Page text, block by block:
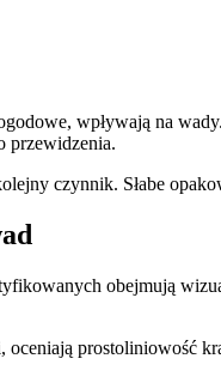
wpływają na
przewidzenia.
czynnik. Słabe
obejmują
oceniają prostoliniowość